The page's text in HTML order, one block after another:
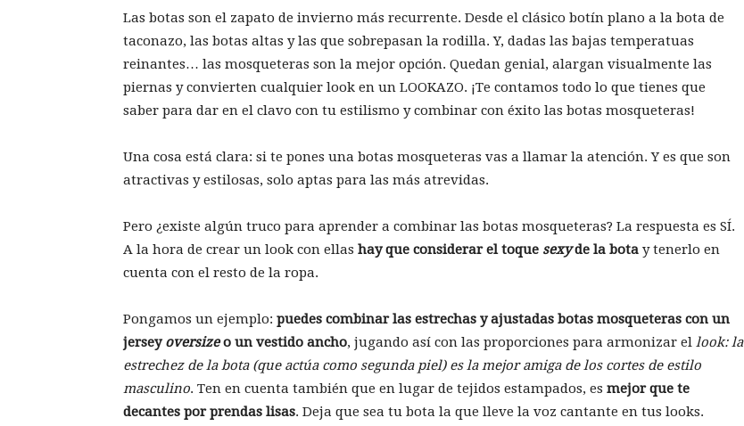
Las botas son el zapato de invierno más recurrente. Desde el clásico botín plano a la bota de
taconazo, las botas altas y las que sobrepasan la rodilla. Y, dadas las bajas temperatuas
reinantes… las mosqueteras son la mejor opción. Quedan genial, alargan visualmente las
piernas y convierten cualquier look en un LOOKAZO. ¡Te contamos todo lo que tienes que
saber para dar en el clavo con tu estilismo y combinar con éxito las botas mosqueteras!
Una cosa está clara: si te pones una botas mosqueteras vas a llamar la atención. Y es que son
atractivas y estilosas, solo aptas para las más atrevidas.
Pero ¿existe algún truco para aprender a combinar las botas mosqueteras? La respuesta es SÍ.
A la hora de crear un look con ellas hay que considerar el toque sexyde la bota y tenerlo en
cuenta con el resto de la ropa.
Pongamos un ejemplo: puedes combinar las estrechas y ajustadas botas mosqueteras con un
jersey oversizeo un vestido ancho, jugando así con las proporciones para armonizar el look: la
estrechez de la bota (que actúa como segunda piel) es la mejor amiga de los cortes de estilo
masculino. Ten en cuenta también que en lugar de tejidos estampados, es mejor que te
decantes por prendas lisas. Deja que sea tu bota la que lleve la voz cantante en tus looks.